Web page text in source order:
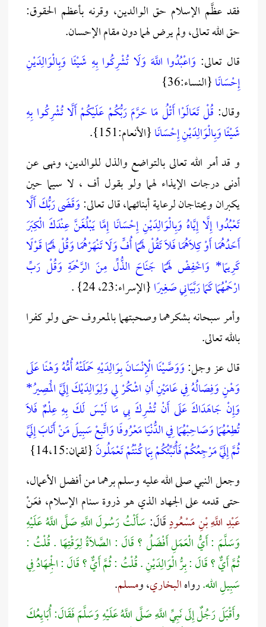
فقد عظَّم الإسلام حق الوالدين، وقرنه بأعظم الحقوق:
حق الله تعالى، ولم يرض لهما دون مقام الإحسان.
قال تعالى: وَاعْبُدُوا اللَّهَ وَلَا تُشْرِكُوا بِهِ شَيْئًا وَبِالْوَالِدَيْنِ
إِحْسَانًا{النساء:36}
وقال: قُلْ تَعَالَوْا أَتْلُ مَا حَرَّمَ رَبُّكُمْ عَلَيْكُمْ أَلَّا تُشْرِكُوا بِهِ
شَيْئًا وَبِالْوَالِدَيْنِ إِحْسَانًا{الأنعام:151}.
و قد أمر الله تعالى بالتواضع والذل للوالدين، ونهى عن
أدنى درجات الإيذاء لهما ولو بقول أف ، لا سيما حين
يكبران ويحتاجان لرعاية أبنائهما، قال تعالى:وَقَضَى رَبُّكَ أَلَّا
تَعْبُدُوا إِلَّا إِيَّاهُ وَبِالْوَالِدَيْنِ إِحْسَانًا إِمَّا يَبْلُغَنَّ عِنْدَكَ الْكِبَرَ
أَحَدُهُمَا أَوْ كِلَاهُمَا فَلَا تَقُلْ لَهُمَا أُفٍّ وَلَا تَنْهَرْهُمَا وَقُلْ لَهُمَا قَوْلًا
كَرِيمًا* وَاخْفِضْ لَهُمَا جَنَاحَ الذُّلِّ مِنَ الرَّحْمَةِ وَقُلْ رَبِّ
ارْحَمْهُمَا كَمَا رَبَّيَانِي صَغِيرًا{الإسراء:23، 24} .
وأمر سبحانه بشكرهما وصحبتهما بالمعروف حتى ولو كفرا
بالله تعالى.
قال عز وجل:وَوَصَّيْنَا الْإِنْسَانَ بِوَالِدَيْهِ حَمَلَتْهُ أُمُّهُ وَهْنًا عَلَى
وَهْنٍ وَفِصَالُهُ فِي عَامَيْنِ أَنِ اشْكُرْ لِي وَلِوَالِدَيْكَ إِلَيَّ الْمَصِيرُ*
وَإِنْ جَاهَدَاكَ عَلَى أَنْ تُشْرِكَ بِي مَا لَيْسَ لَكَ بِهِ عِلْمٌ فَلَا
تُطِعْهُمَا وَصَاحِبْهُمَا فِي الدُّنْيَا مَعْرُوفًا وَاتَّبِعْ سَبِيلَ مَنْ أَنَابَ إِلَيَّ
ثُمَّ إِلَيَّ مَرْجِعُكُمْ فَأُنَبِّئُكُمْ بِمَا كُنْتُمْ تَعْمَلُونَ{لقمان:14،15}
وجعل النبي صلى الله عليه وسلم برهما من أفضل الأعمال،
حتى قدمه على الجهاد الذي هو ذروة سنام الإسلام، فعَنْ
عَبْدِ اللَّهِ بْنِ مَسْعُودٍقَالَ: سَأَلْتُ رَسُولَ اللَّهِ صَلَّى اللَّهُ عَلَيْهِ
وَسَلَّمَ : أَيُّ الْعَمَلِ أَفْضَلُ ؟ قَالَ : الصَّلَاةُ لِوَقْتِهَا . قُلْتُ :
ثُمَّ أَيٌّ ؟ قَالَ : بِرُّ الْوَالِدَيْنِ . قُلْتُ : ثُمَّ أَيٌّ ؟ قَالَ : الْجِهَادُ فِي
سَبِيلِ الله.رواهالبخاري، ومسلم.
وأَقْبَلَ رَجُلٌ إِلَى نَبِيِّ اللَّهِ صَلَّى اللَّهُ عَلَيْهِ وَسَلَّمَ فَقَالَ: أُبَايِعُكَ